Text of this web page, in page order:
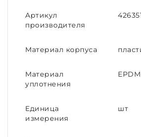
Артикул
производителя
Материал корпуса
Материал
уплотнения
EPDM
Единица
измерения
шт